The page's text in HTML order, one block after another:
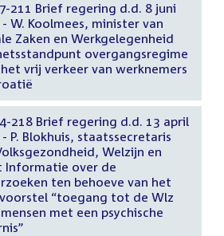
211 Brief regering d.d. 8 juni
- W. Koolmees, minister van
Zaken en Werkgelegenheid
overgangsregime
vrij verkeer van werknemers
218 Brief regering d.d. 13 april
- P. Blokhuis, staatssecretaris
Welzijn en
Informatie over de
ten behoeve van het
“toegang tot de Wlz
met een psychische